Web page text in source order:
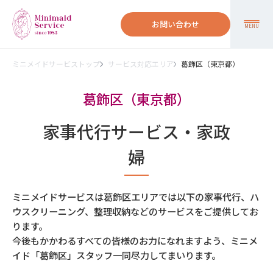
お問い合わせ MENU
ミニメイドサービストップ サービス対応エリア 葛飾区（東京都）
葛飾区（東京都）
家事代行サービス・家政
婦
ミニメイドサービスは葛飾区エリアでは以下の家事代行、ハ
ウスクリーニング、整理収納などのサービスをご提供してお
ります。
今後もかかわるすべての皆様のお力になれますよう、ミニメ
イド「葛飾区」スタッフ一同尽力してまいります。